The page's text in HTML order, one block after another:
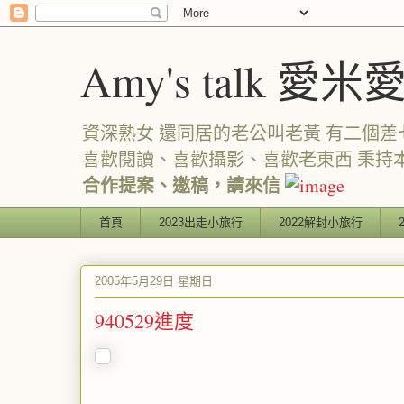
Amy's talk 愛米
資深熟女 還同居的老公叫老黃 有二個
喜歡閱讀、喜歡攝影、喜歡老東西 秉
合作提案、邀稿，請來信
首頁 2023出走小旅行 2022解封小旅行
2005年5月29日 星期日
940529進度